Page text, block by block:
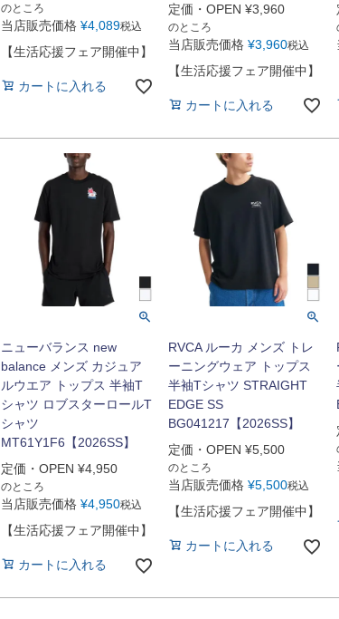
のところ
当店販売価格 ¥4,089税込
【生活応援フェア開催中】
カートに入れる
定価・OPEN ¥3,960
のところ
当店販売価格 ¥3,960税込
【生活応援フェア開催中】
カートに入れる
ニューバランス new
balance メンズ カジュア
ルウエア トップス 半袖T
シャツ ロブスターロールT
シャツ
MT61Y1F6【2026SS】
定価・OPEN ¥4,950
のところ
当店販売価格 ¥4,950税込
【生活応援フェア開催中】
カートに入れる
RVCA ルーカ メンズ トレ
ーニングウェア トップス
半袖Tシャツ STRAIGHT
EDGE SS
BG041217【2026SS】
定価・OPEN ¥5,500
のところ
当店販売価格 ¥5,500税込
【生活応援フェア開催中】
カートに入れる